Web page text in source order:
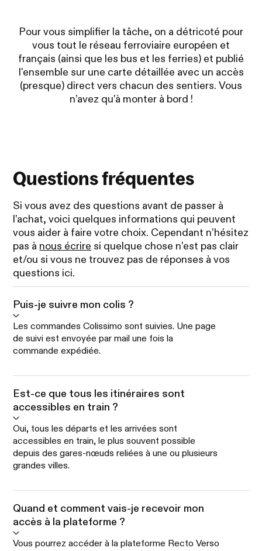
Pour vous simplifier la tâche, on a détricoté pour
vous tout le réseau ferroviaire européen et
français (ainsi que les bus et les ferries) et publié
l'ensemble sur une carte détaillée avec un accès
(presque) direct vers chacun des sentiers. Vous
n’avez qu’à monter à bord !
Questions fréquentes
Si vous avez des questions avant de passer à
l’achat, voici quelques informations qui peuvent
vous aider à faire votre choix. Cependant n’hésitez
pas à nous écrire si quelque chose n’est pas clair
et/ou si vous ne trouvez pas de réponses à vos
questions ici.
Puis-je suivre mon colis ?
Les commandes Colissimo sont suivies. Une page
de suivi est envoyée par mail une fois la
commande expédiée.
Est-ce que tous les itinéraires sont
accessibles en train ?
Oui, tous les départs et les arrivées sont
accessibles en train, le plus souvent possible
depuis des gares-nœuds reliées à une ou plusieurs
grandes villes.
Quand et comment vais-je recevoir mon
accès à la plateforme ?
Vous pourrez accéder à la plateforme Recto Verso